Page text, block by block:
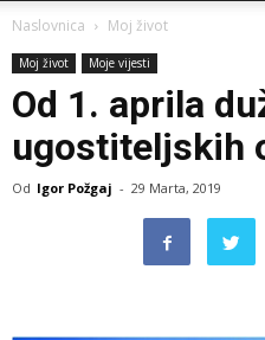
Naslovnica Moj život
Moj život Moje vijesti
Od 1. aprila
ugostiteljskih
Od Igor Požgaj - 29 Marta, 2019